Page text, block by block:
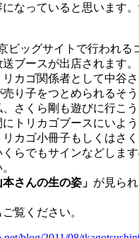
なっていると思います
ビッグサイトで行われる
ブースが出店されます。
カゴ関係者として中谷
り子をつとめられるそ
さくら剛も遊びに行こう
トリカゴブースにいよう
カゴ小冊子もしくはさ
らでもサインなどしま
さんの生の姿」 が見ら
覧ください。